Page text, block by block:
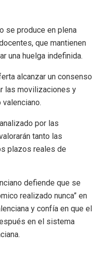
se produce en plena
que mantienen
una huelga indefinida.
alcanzar un consenso
las movilizaciones y
por las
tanto las
plazos reales de
defiende que se
realizado nunca” en
y confía en que el
en el sistema